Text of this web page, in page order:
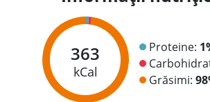
363
kCal
Proteine:
Grăsimi: